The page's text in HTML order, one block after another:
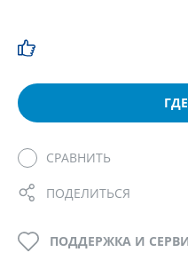
СРАВНИТЬ
ПОДЕЛИТЬСЯ
ПОДДЕРЖКА И